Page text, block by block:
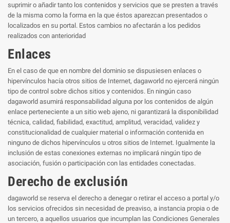
suprimir o añadir tanto los contenidos y servicios que se presten a través
de la misma como la forma en la que éstos aparezcan presentados o
localizados en su portal. Estos cambios no afectarán a los pedidos
realizados con anterioridad
Enlaces
En el caso de que en nombre del dominio se dispusiesen enlaces o
hipervínculos hacía otros sitios de Internet, dagaworld no ejercerá ningún
tipo de control sobre dichos sitios y contenidos. En ningún caso
dagaworld asumirá responsabilidad alguna por los contenidos de algún
enlace perteneciente a un sitio web ajeno, ni garantizará la disponibilidad
técnica, calidad, fiabilidad, exactitud, amplitud, veracidad, validez y
constitucionalidad de cualquier material o información contenida en
ninguno de dichos hipervínculos u otros sitios de Internet. Igualmente la
inclusión de estas conexiones externas no implicará ningún tipo de
asociación, fusión o participación con las entidades conectadas.
Derecho de exclusión
dagaworld se reserva el derecho a denegar o retirar el acceso a portal y/o
los servicios ofrecidos sin necesidad de preaviso, a instancia propia o de
un tercero, a aquellos usuarios que incumplan las Condiciones Generales